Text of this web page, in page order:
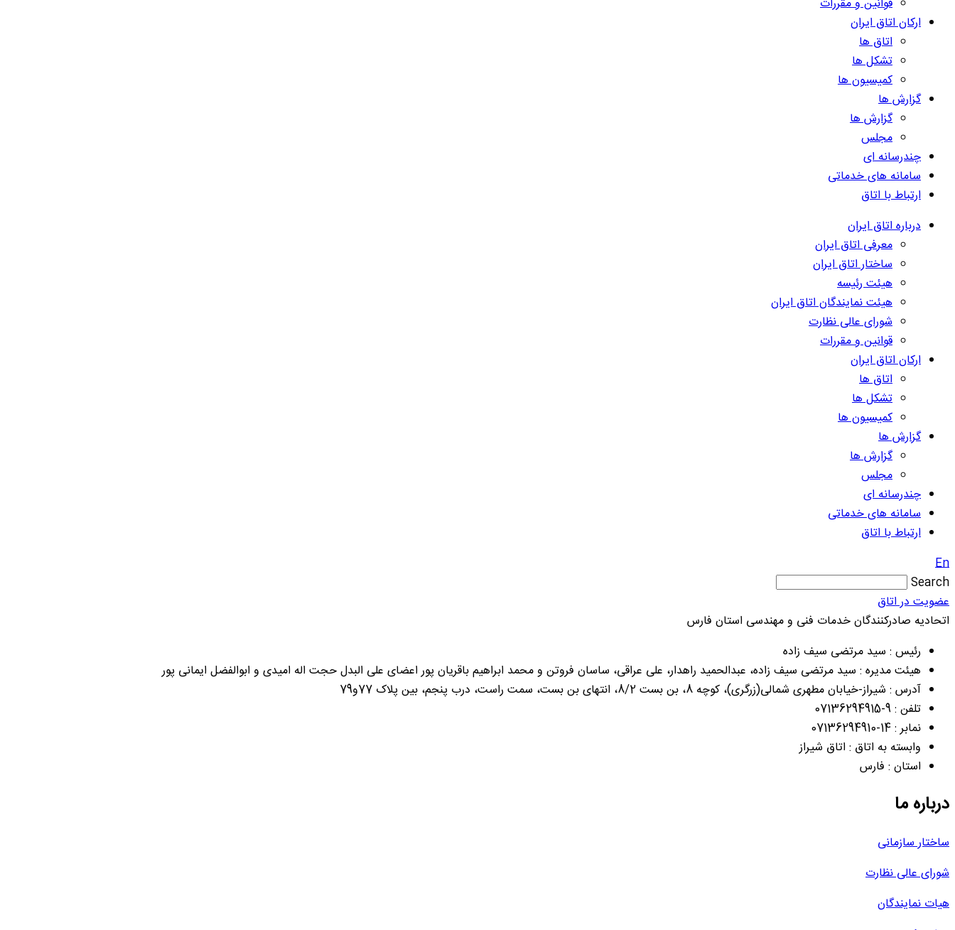
ارکان اتاق ایران
اتاق ها
تشکل ها
کمیسیون ها
گزارش ها
گزارش ها
مجلس
چندرسانه ای
سامانه های خدماتی
ارتباط با اتاق
درباره اتاق ایران
معرفی اتاق ایران
ساختار اتاق ایران
هیئت رئیسه
هیئت نمایندگان اتاق ایران
شورای عالی نظارت
قوانین و مقررات
ارکان اتاق ایران
اتاق ها
تشکل ها
کمیسیون ها
گزارش ها
گزارش ها
مجلس
چندرسانه ای
سامانه های خدماتی
ارتباط با اتاق
En
Search
عضویت در اتاق
اتحادیه صادرکنندگان خدمات فنی و مهندسی استان فارس
رئیس : سید مرتضی سیف زاده
هیئت مدیره : سید مرتضی سیف زاده، عبدالحمید راهدار، علی عراقی، ساسان فروتن و محمد ابراهیم باقریان پور اعضای علی البدل حجت اله امیدی و ابوالفضل ایمانی پور
آدرس : شیراز-خیابان مطهری شمالی(زرگری)، کوچه 8، بن بست 8/2، انتهای بن بست، سمت راست، درب پنجم، بین پلاک 77و79
تلفن : 9-07136294915
نمابر : 14-07136294910
وابسته به اتاق : اتاق شیراز
استان : فارس
درباره ما
ساختار سازمانی
شورای عالی نظارت
هیات نمایندگان